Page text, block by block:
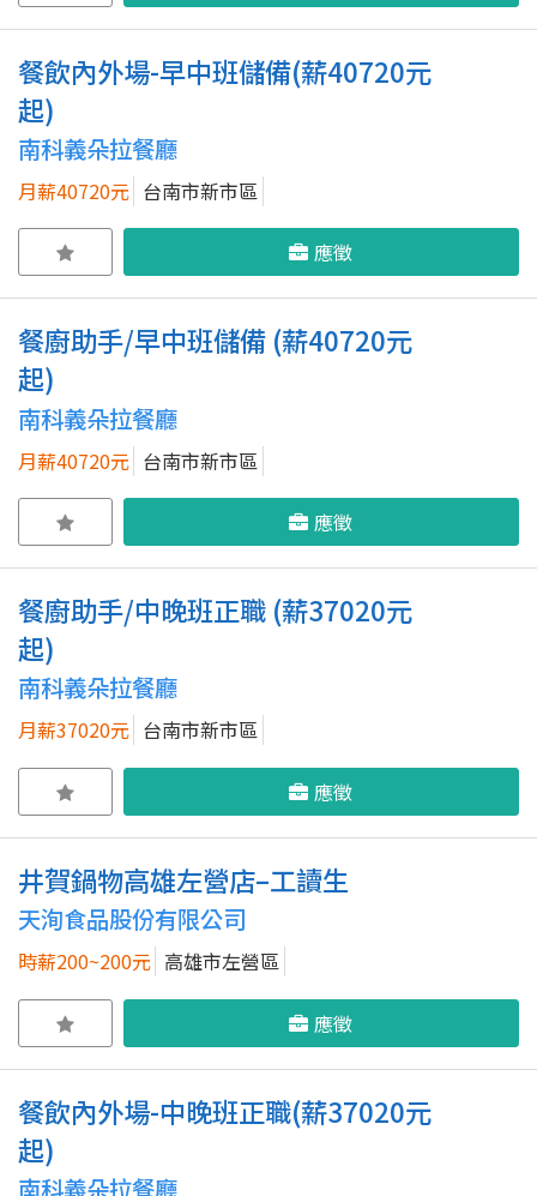
餐飲內外場-早中班儲備(薪40720元
起)
南科義朵拉餐廳
月薪40720元 台南市新市區
應徵
餐廚助手/早中班儲備 (薪40720元
起)
南科義朵拉餐廳
月薪40720元 台南市新市區
應徵
餐廚助手/中晚班正職 (薪37020元
起)
南科義朵拉餐廳
月薪37020元 台南市新市區
應徵
井賀鍋物高雄左營店–工讀生
天洵食品股份有限公司
時薪200~200元 高雄市左營區
應徵
餐飲內外場-中晚班正職(薪37020元
起)
南科義朵拉餐廳